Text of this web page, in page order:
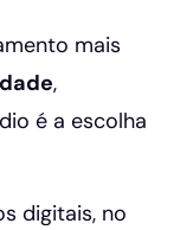
mais
,
é a escolha
digitais, no